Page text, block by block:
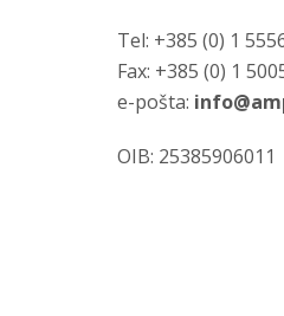
Tel: +385 (0) 1
Fax: +385 (0) 1
e-pošta:
OIB: 25385906011